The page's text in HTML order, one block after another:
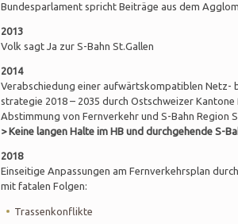
Bundesparlament spricht Beiträge aus dem
2013
Volk sagt Ja zur S-Bahn St.Gallen
2014
Verabschiedung einer aufwärtskompatiblen Netz-
strategie 2018 – 2035 durch Ostschweizer
Abstimmung von Fernverkehr und S-Bahn Region
> Keine langen Halte im HB und durchgehende S-
2018
Einseitige Anpassungen am Fernverkehrsplan
mit fatalen Folgen:
Trassenkonflikte